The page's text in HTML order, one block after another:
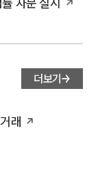
자문 실시
더보기
래